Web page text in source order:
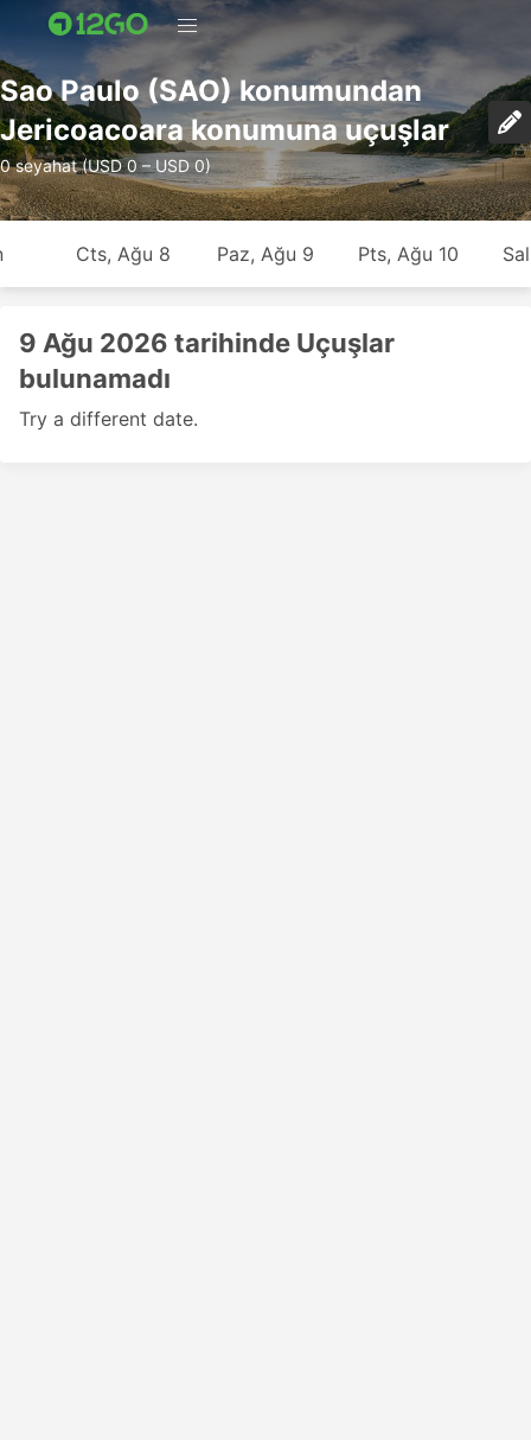
Sao Paulo (SAO) konumundan
Jericoacoara konumuna uçuşlar
0 seyahat (USD 0 – USD 0)
Cts, Ağu 8 Paz, Ağu 9 Pts, Ağu 10
9 Ağu 2026 tarihinde Uçuşlar
bulunamadı
Try a different date.